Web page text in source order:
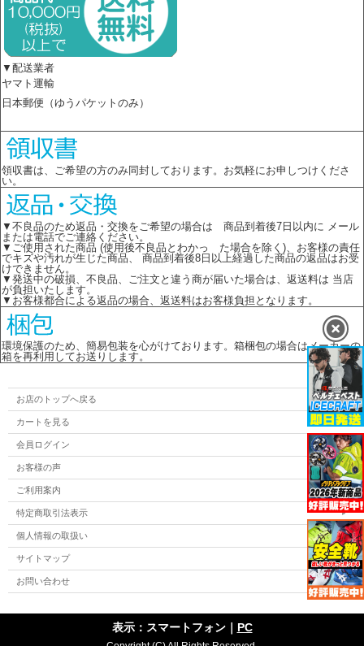
▼配送業者
ヤマト運輸
日本郵便（ゆうパケットのみ）
領収書は、ご希望の方のみ同封しております。お気軽にお申しつけくださ
い。
▼不良品のため返品・交換をご希望の場合は 商品到着後7日以内に メール
または電話でご連絡ください。
▼ご使用された商品 (使用後不良品とわかっ た場合を除く)、お客様の責任
でキズや汚れが生じた商品、 商品到着後8日以上経過した商品の返品はお受
けできません。
▼発送中の破損、不良品、ご注文と違う商が届いた場合は、返送料は 当店
が負担いたします。
▼お客様都合による返品の場合、返送料はお客様負担となります。
環境保護のため、簡易包装を心がけております。箱梱包の場合はメーカーの
箱を再利用してお送りします。
お店のトップへ戻る
カートを見る
会員ログイン
お客様の声
ご利用案内
特定商取引法表示
個人情報の取扱い
サイトマップ
お問い合わせ
表示：スマートフォン｜ PC